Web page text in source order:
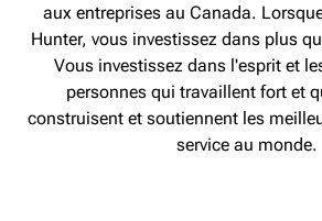
aux entreprises au Canada.
Hunter, vous investissez dans plus
Vous investissez dans l'esprit et
personnes qui travaillent fort et
construisent et soutiennent les
service au monde.